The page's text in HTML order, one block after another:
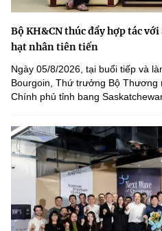
Bộ KH&CN thúc đẩy hợp tác
hạt nhân tiên tiến
Ngày 05/8/2026, tại buổi tiếp và
Bourgoin, Thứ trưởng Bộ Thương
Chính phủ tỉnh bang